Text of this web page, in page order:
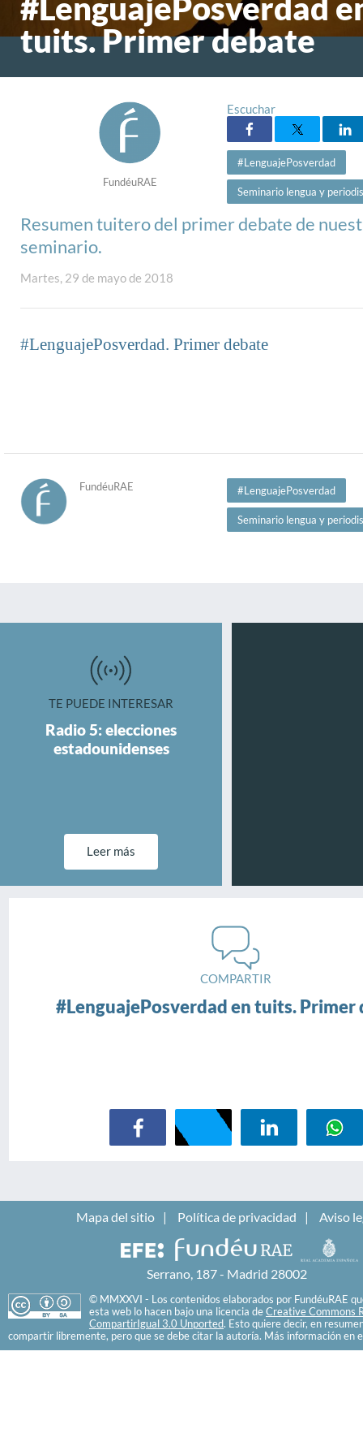
#LenguajePosverdad
tuits. Primer debate
FundéuRAE
Escuchar
#LenguajePosverdad
Seminario lengua y
Resumen tuitero del primer debate de
seminario.
Martes, 29 de mayo de 2018
#LenguajePosverdad. Primer debate
FundéuRAE #LenguajePosverdad
Seminario lengua y
TE PUEDE INTERESAR
Radio 5: elecciones
estadounidenses
Leer más
COMPARTIR
#LenguajePosverdad en tuits. Primer
Mapa del sitio Política de privacidad Aviso
Serrano, 187 - Madrid 28002
© MMXXVI - Los contenidos elaborados por FundéuRAE
esta web lo hacen bajo una licencia de Creative Commons
CompartirIgual 3.0 Unported. Esto quiere decir, en
compartir libremente, pero que se debe citar la autoría. Más información en